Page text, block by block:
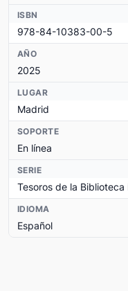
ISBN
978-84-10383-00-5
AÑO
2025
LUGAR
Madrid
SOPORTE
En línea
SERIE
Tesoros de la Biblioteca
IDIOMA
Español